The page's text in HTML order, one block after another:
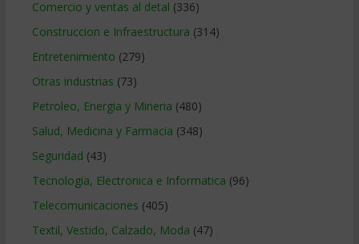
Comercio y ventas al detal (336)
Construccion e Infraestructura (314)
Entretenimiento (279)
Otras industrias (73)
Petroleo, Energia y Mineria (480)
Salud, Medicina y Farmacia (348)
Seguridad (43)
Tecnologia, Electronica e Informatica (96)
Telecomunicaciones (405)
Textil, Vestido, Calzado, Moda (47)